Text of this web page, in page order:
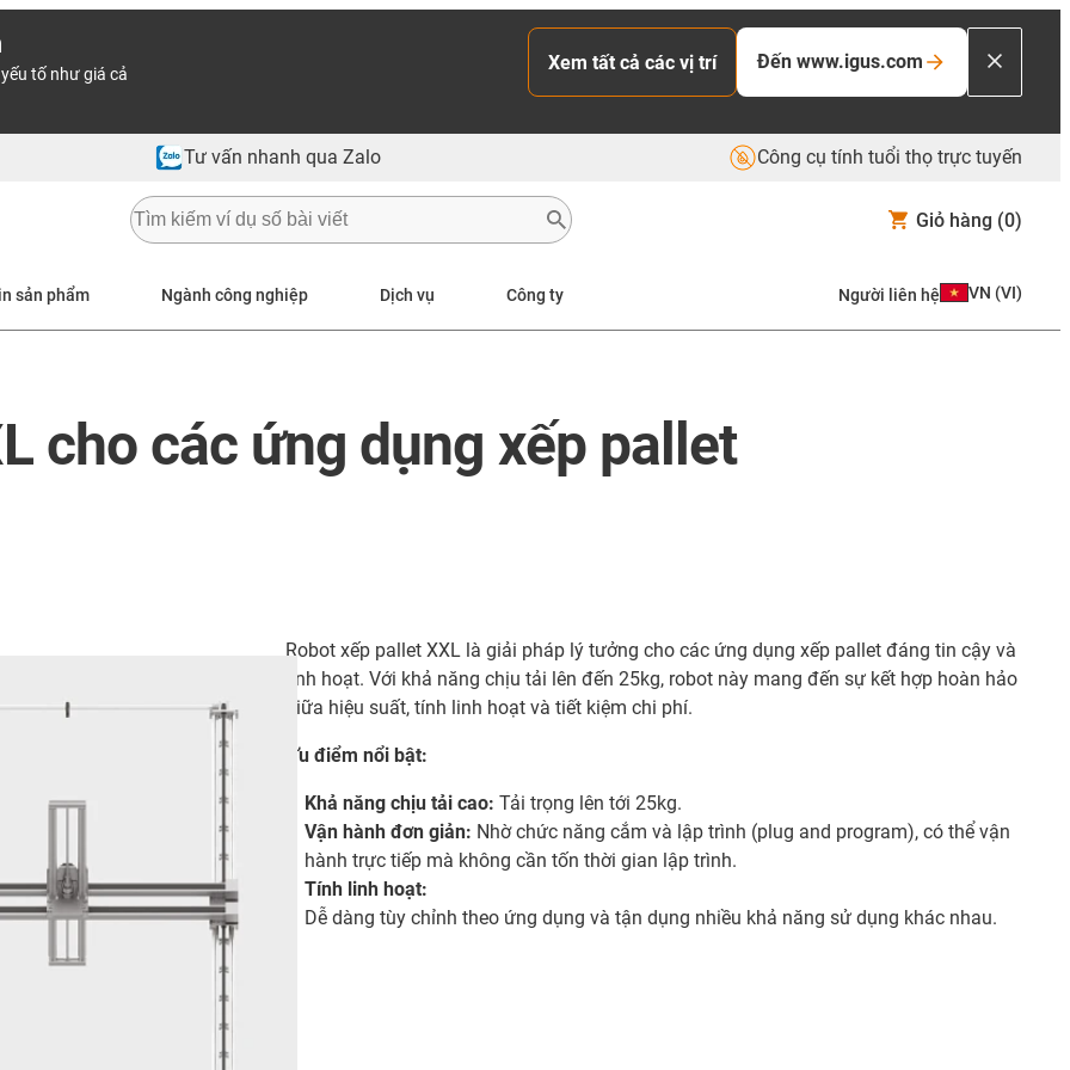
tố như giá cả
Xem tất cả các vị trí Đến www.igus.com
Tư vấn nhanh qua Zalo Công cụ tính tuổi thọ trực tuyến
Giỏ hàng (0)
sản phẩm Ngành công nghiệp Dịch vụ Công ty Người liên hệ VN (VI)
cho các ứng dụng xếp pallet
Robot xếp pallet XXL là giải pháp lý tưởng cho các ứng dụng xếp pallet đáng tin cậy và
linh hoạt. Với khả năng chịu tải lên đến 25kg, robot này mang đến sự kết hợp hoàn hảo
giữa hiệu suất, tính linh hoạt và tiết kiệm chi phí.
Ưu điểm nổi bật:
Khả năng chịu tải cao: Tải trọng lên tới 25kg.
Vận hành đơn giản: Nhờ chức năng cắm và lập trình (plug and program), có thể vận
hành trực tiếp mà không cần tốn thời gian lập trình.
Tính linh hoạt:
Dễ dàng tùy chỉnh theo ứng dụng và tận dụng nhiều khả năng sử dụng khác nhau.